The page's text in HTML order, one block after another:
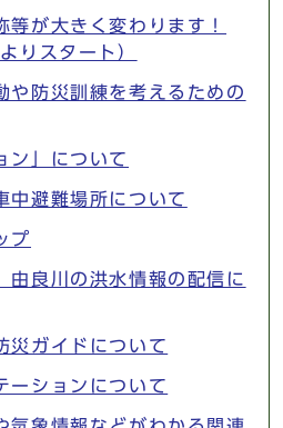
等が大きく変わります！
りスタート）
や防災訓練を考えるための
ン」について
中避難場所について
プ
由良川の洪水情報の配信に
災ガイドについて
ーションについて